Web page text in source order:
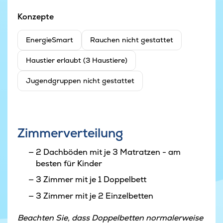
Konzepte
EnergieSmart Rauchen nicht gestattet
Haustier erlaubt (3 Haustiere)
Jugendgruppen nicht gestattet
Zimmerverteilung
2 Dachböden mit je 3 Matratzen - am
besten für Kinder
3 Zimmer mit je 1 Doppelbett
3 Zimmer mit je 2 Einzelbetten
Beachten Sie, dass Doppelbetten normalerweise